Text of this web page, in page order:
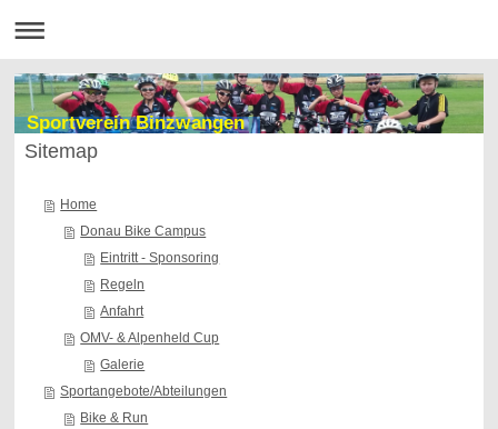
Sportverein Binzwangen
Sitemap
Home
Donau Bike Campus
Eintritt - Sponsoring
Regeln
Anfahrt
OMV- & Alpenheld Cup
Galerie
Sportangebote/Abteilungen
Bike & Run